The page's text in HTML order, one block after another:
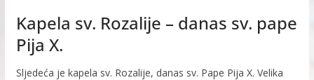
Kapela sv. Rozalije – danas sv. pape
Pija X.
Sljedeća je kapela sv. Rozalije, danas sv. Pape Pija X. Velika